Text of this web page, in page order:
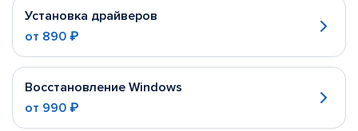
Установка драйверов
от 890 ₽
Восстановление Windows
от 990 ₽